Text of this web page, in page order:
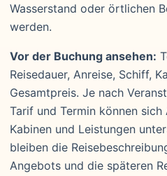
Wasserstand oder örtlichen
werden.
Vor der Buchung ansehen:
Reisedauer, Anreise, Schiff,
Gesamtpreis. Je nach
Tarif und Termin können sich
Kabinen und Leistungen
bleiben die
Angebots und die späteren